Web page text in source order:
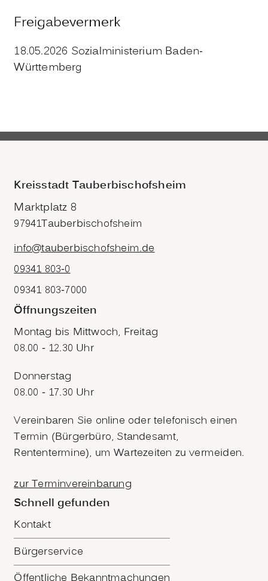
Freigabevermerk
18.05.2026 Sozialministerium Baden-
Württemberg
Kreisstadt Tauberbischofsheim
Marktplatz 8
97941Tauberbischofsheim
info@tauberbischofsheim.de
09341 803-0
09341 803-7000
Öffnungszeiten
Montag bis Mittwoch, Freitag
08.00 - 12.30 Uhr
Donnerstag
08.00 - 17.30 Uhr
Vereinbaren Sie online oder telefonisch einen
Termin (Bürgerbüro, Standesamt,
Rententermine), um Wartezeiten zu vermeiden.
zur Terminvereinbarung
Schnell gefunden
Kontakt
Bürgerservice